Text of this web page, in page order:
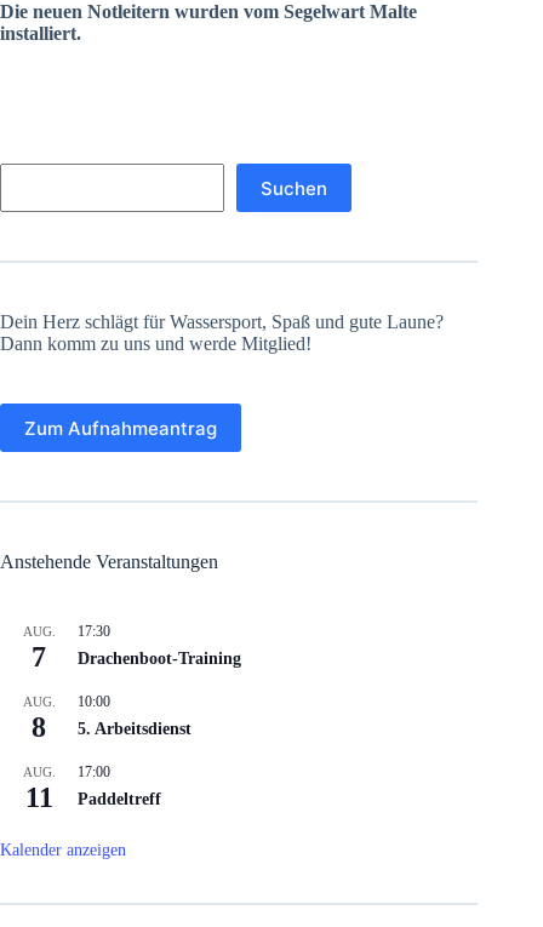
Die neuen Notleitern wurden vom Segelwart Malte
installiert.
Suchen
Dein Herz schlägt für Wassersport, Spaß und gute Laune?
Dann komm zu uns und werde Mitglied!
Zum Aufnahmeantrag
Anstehende Veranstaltungen
AUG.
7
17:30
Drachenboot-Training
AUG.
8
10:00
5. Arbeitsdienst
AUG.
11
17:00
Paddeltreff
Kalender anzeigen